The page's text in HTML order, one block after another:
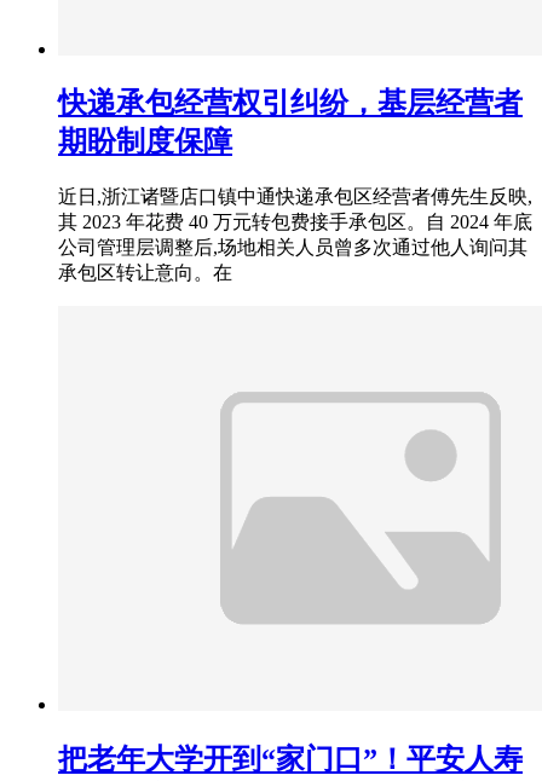
快递承包经营权引纠纷，基层经营者
期盼制度保障
近日,浙江诸暨店口镇中通快递承包区经营者傅先生反映,
其 2023 年花费 40 万元转包费接手承包区。自 2024 年底
公司管理层调整后,场地相关人员曾多次通过他人询问其
承包区转让意向。在
把老年大学开到“家门口”！平安人寿